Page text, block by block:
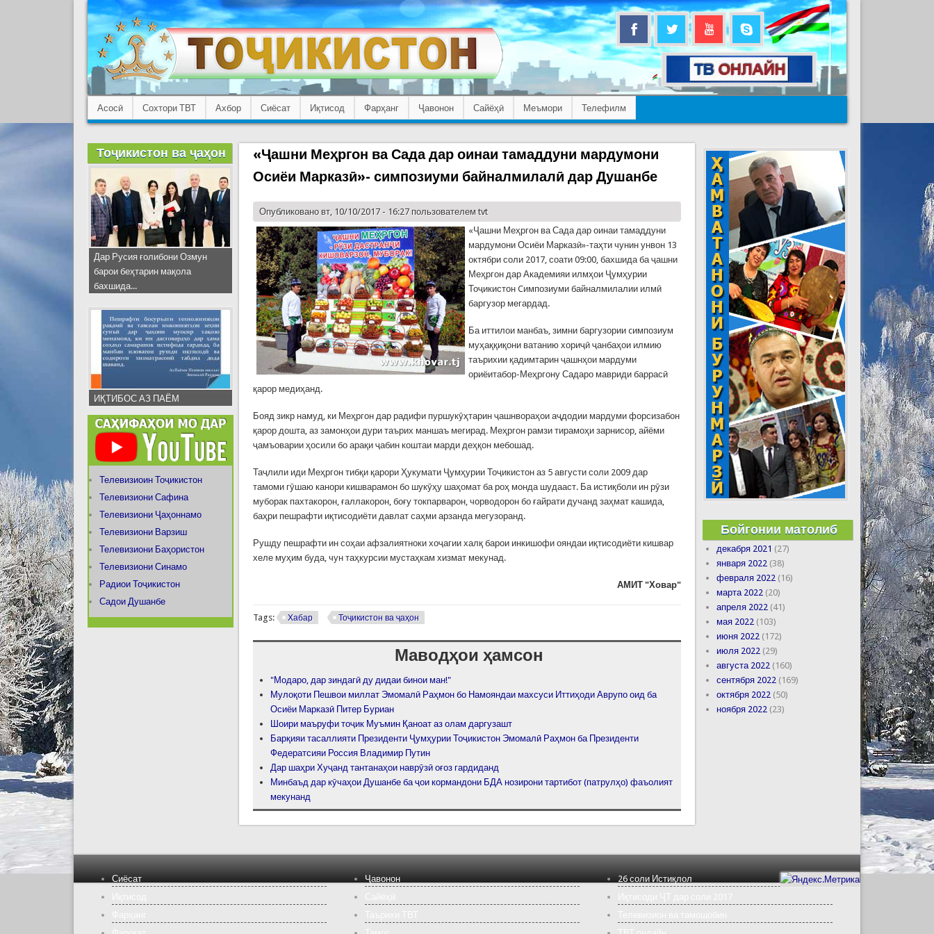
Асосӣ Сохтори ТВТ Ахбор Сиёсат Иқтисод Фарҳанг Ҷавонон Сайёҳӣ Меъмори Телефилм
«Ҷашни Меҳргон ва Сада дар оинаи тамаддуни мардумони
Осиёи Марказӣ»- симпозиуми байналмилалӣ дар Душанбе
Опубликовано вт, 10/10/2017 - 16:27 пользователемtvt
«Ҷашни Меҳргон ва Сада дар оинаи тамаддуни
мардумони Осиёи Марказӣ»-таҳти чунин унвон 13
октябри соли 2017, соати 09:00, бахшида ба ҷашни
Меҳргон дар Академияи илмҳои Ҷумҳурии
Тоҷикистон Cимпозиуми байналмилалии илмӣ
баргузор мегардад.
Ба иттилои манбаъ, зимни баргузории cимпозиум
муҳаққиқони ватанию хориҷӣ ҷанбаҳои илмию
таърихии қадимтарин ҷашнҳои мардуми
ориёитабор-Меҳргону Садаро мавриди баррасӣ
қарор медиҳанд.
Бояд зикр намуд, ки Меҳргон дар радифи пуршукӯҳтарин ҷашнвораҳои аҷдодии мардуми форсизабон
қарор дошта, аз замонҳои дури таърих маншаъ мегирад. Меҳргон рамзи тирамоҳи зарнисор, айёми
ҷамъоварии ҳосили бо арақи ҷабин коштаи марди деҳқон мебошад.
Таҷлили иди Меҳргон тибқи қарори Ҳукумати Ҷумҳурии Тоҷикистон аз 5 августи соли 2009 дар
тамоми гӯшаю канори кишварамон бо шукӯҳу шаҳомат ба роҳ монда шудааст. Ба истиқболи ин рӯзи
муборак пахтакорон, ғаллакорон, боғу токпарварон, чорводорон бо ғайрати дучанд заҳмат кашида,
баҳри пешрафти иқтисодиёти давлат саҳми арзанда мегузоранд.
Рушду пешрафти ин соҳаи афзалиятноки хоҷагии халқ барои инкишофи ояндаи иқтисодиёти кишвар
хеле муҳим буда, чун таҳкурсии мустаҳкам хизмат мекунад.
АМИТ "Ховар"
Tags: Хабар Тоҷикистон ва ҷаҳон
Маводҳои ҳамсон
"Модаро, дар зиндагӣ ду дидаи бинои ман!"
Мулоқоти Пешвои миллат Эмомалӣ Раҳмон бо Намояндаи махсуси Иттиҳоди Аврупо оид ба
Осиёи Марказӣ Питер Буриан
Шоири маъруфи тоҷик Муъмин Қаноат аз олам даргузашт
Барқияи тасаллияти Президенти Ҷумҳурии Тоҷикистон Эмомалӣ Раҳмон ба Президенти
Федератсияи Россия Владимир Путин
Дар шаҳри Хуҷанд тантанаҳои наврӯзӣ оғоз гардиданд
Минбаъд дар кӯчаҳои Душанбе ба ҷои кормандони БДА нозирони тартибот (патрулҳо) фаъолият
мекунанд
Тоҷикистон ва ҷаҳон
Дар Русия ғолибони Озмун
барои беҳтарин мақола
бахшида...
ИҚТИБОС АЗ ПАЁМ
Телевизиоин Тоҷикистон
Телевизиони Сафина
Телевизиони Ҷаҳоннамо
Телевизиони Варзиш
Телевизиони Баҳористон
Телевизиони Синамо
Радиои Тоҷикистон
Садои Душанбе
Бойгонии матолиб
декабря 2021 (27)
января 2022 (38)
февраля 2022 (16)
марта 2022 (20)
апреля 2022 (41)
мая 2022 (103)
июня 2022 (172)
июля 2022 (29)
августа 2022 (160)
сентября 2022 (169)
октября 2022 (50)
ноября 2022 (23)
Сиёсат
Ҷавонон
26 соли Истиқлол